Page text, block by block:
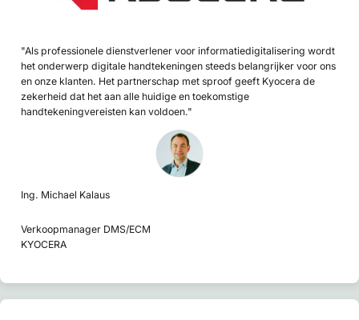
"Als professionele dienstverlener voor informatiedigitalisering wordt
het onderwerp digitale handtekeningen steeds belangrijker voor ons
en onze klanten. Het partnerschap met sproof geeft Kyocera de
zekerheid dat het aan alle huidige en toekomstige
handtekeningvereisten kan voldoen."
Ing. Michael Kalaus
Verkoopmanager DMS/ECM
KYOCERA